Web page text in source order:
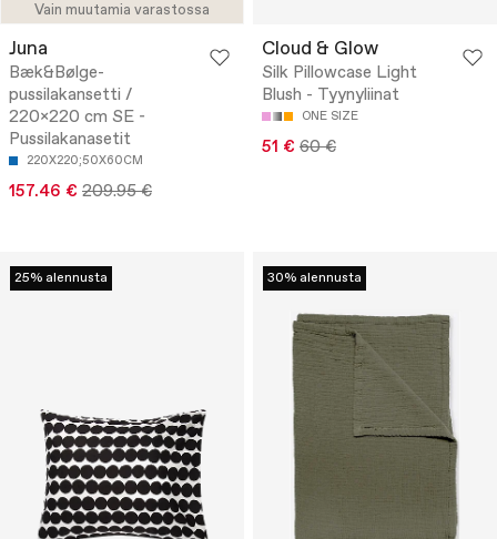
Vain muutamia varastossa
Juna
Bæk&Bølge-
pussilakansetti /
220x220 cm SE -
Pussilakanasetit
220X220;50X60CM
157.46 € 209.95 €
Cloud & Glow
Silk Pillowcase Light
Blush - Tyynyliinat
ONE SIZE
51 € 60 €
25% alennusta 30% alennusta